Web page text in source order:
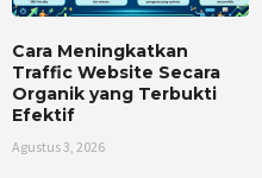
Cara Meningkatkan
Traffic Website Secara
Organik yang Terbukti
Efektif
Agustus 3, 2026